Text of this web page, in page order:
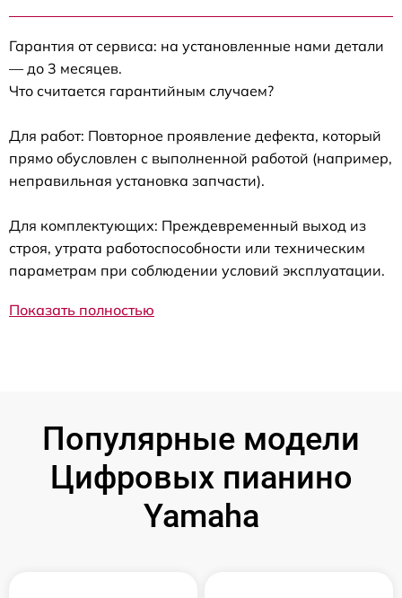
Гарантия от сервиса: на установленные нами детали
— до 3 месяцев.
Что считается гарантийным случаем?
Для работ: Повторное проявление дефекта, который
прямо обусловлен с выполненной работой (например,
неправильная установка запчасти).
Для комплектующих: Преждевременный выход из
строя, утрата работоспособности или техническим
параметрам при соблюдении условий эксплуатации.
Показать полностью
Популярные модели
Цифровых пианино
Yamaha